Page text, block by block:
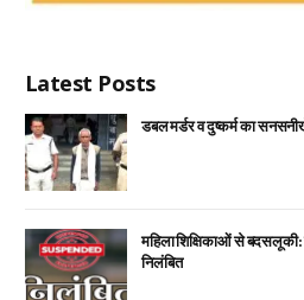
Latest Posts
डबल मर्डर व दुष्कर्म का
महिला शिक्षिकाओं से बदसलूकी:
निलंबित